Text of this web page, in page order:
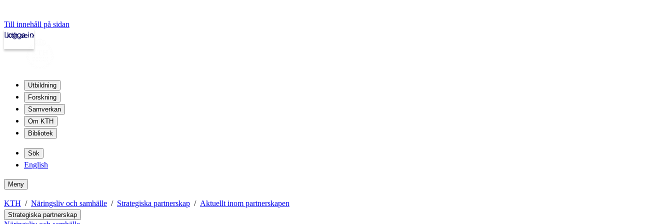
Till innehåll på sidan
kth.se
Logga in
Utbildning
Forskning
Samverkan
Om KTH
Bibliotek
Sök
English
Meny
KTH Näringsliv och samhälle Strategiska partnerskap Aktuellt inom partnerskapen
Strategiska partnerskap